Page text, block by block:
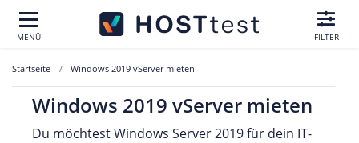
MENÜ FILTER
Startseite Windows 2019 vServer mieten
Windows 2019 vServer mieten
Du möchtest Windows Server 2019 für dein IT-